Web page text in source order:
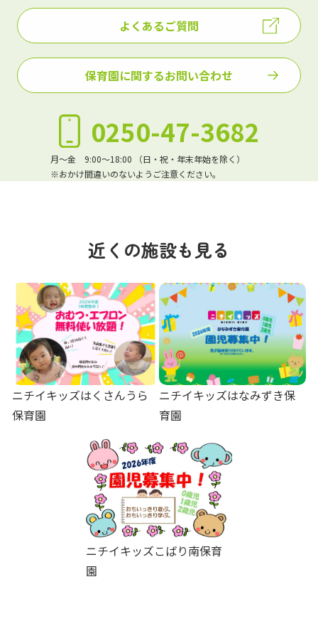
よくあるご質問
保育園に関するお問い合わせ
0250-47-3682
月～金 9:00～18:00 （日・祝・年末年始を除く）
※おかけ間違いのないようご注意ください。
近くの施設も見る
ニチイキッズはくさんうら
保育園
ニチイキッズはなみずき保
育園
ニチイキッズこばり南保育
園